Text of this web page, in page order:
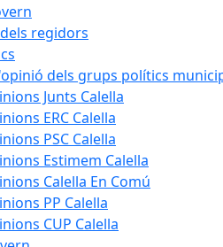
regidors
dels grups polítics
Junts Calella
ERC Calella
PSC Calella
Estimem Calella
Calella En Comú
PP Calella
CUP Calella